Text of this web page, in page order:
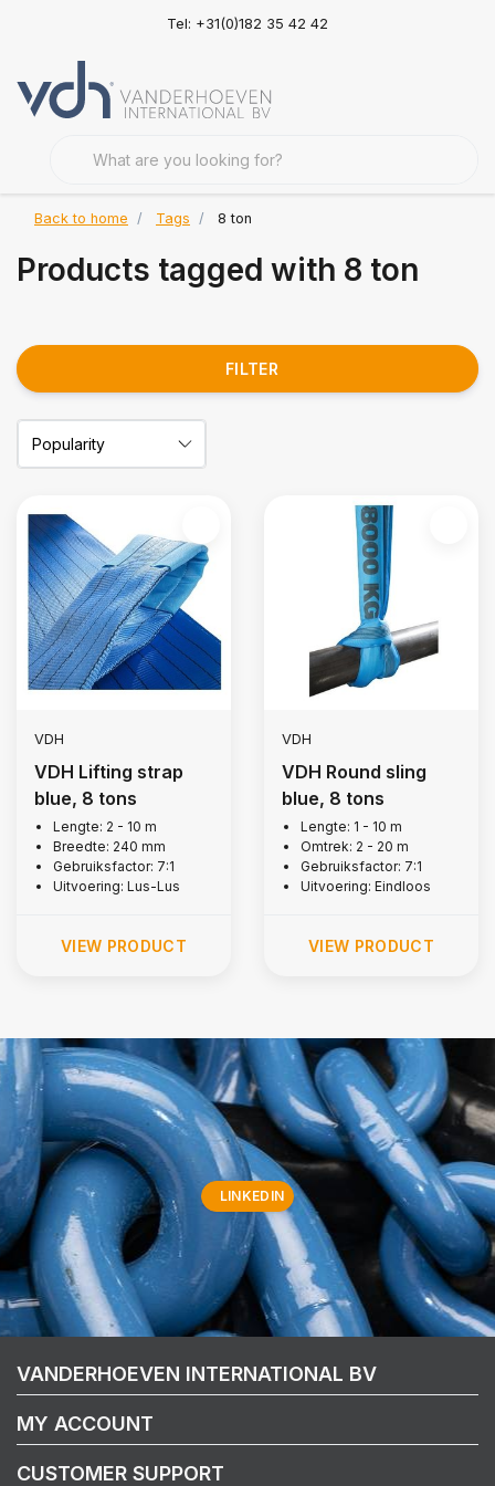
Tel: +31(0)182 35 42 42
Back to home Tags 8 ton
Products tagged with 8 ton
FILTER
VDH
VDH Lifting strap
blue, 8 tons
Lengte: 2 - 10 m
Breedte: 240 mm
Gebruiksfactor: 7:1
Uitvoering: Lus-Lus
VIEW PRODUCT
VDH
VDH Round sling
blue, 8 tons
Lengte: 1 - 10 m
Omtrek: 2 - 20 m
Gebruiksfactor: 7:1
Uitvoering: Eindloos
VIEW PRODUCT
LINKEDIN
VANDERHOEVEN INTERNATIONAL BV
MY ACCOUNT
CUSTOMER SUPPORT